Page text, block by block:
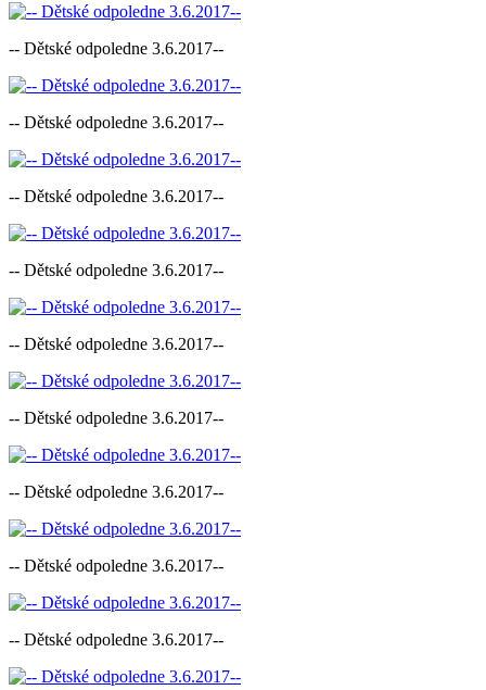
-- Dětské odpoledne 3.6.2017--
-- Dětské odpoledne 3.6.2017--
-- Dětské odpoledne 3.6.2017--
-- Dětské odpoledne 3.6.2017--
-- Dětské odpoledne 3.6.2017--
-- Dětské odpoledne 3.6.2017--
-- Dětské odpoledne 3.6.2017--
-- Dětské odpoledne 3.6.2017--
-- Dětské odpoledne 3.6.2017--